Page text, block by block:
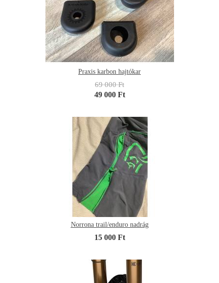
Praxis karbon hajtókar
69 000 Ft
49 000 Ft
Norrona trail/enduro nadrág
15 000 Ft